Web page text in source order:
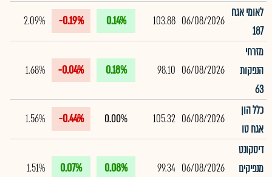
לאומי אגח
187
06/08/2026
103.88
0.14%
-0.19%
2.09%
מזרחי
הנפקות
63
06/08/2026
98.10
0.18%
-0.04%
1.68%
כלל הון
אגח טו
06/08/2026
105.32
0.00%
-0.44%
1.56%
דיסקונט
מנפיקים
06/08/2026
99.34
0.08%
0.07%
1.51%